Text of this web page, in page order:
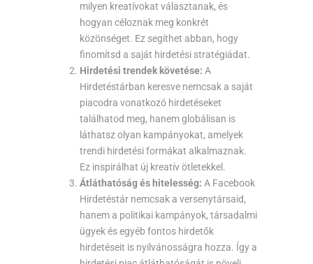
milyen kreatívokat választanak, és
hogyan céloznak meg konkrét
közönséget. Ez segíthet abban, hogy
finomítsd a saját hirdetési stratégiádat.
Hirdetési trendek követése: A
Hirdetéstárban keresve nemcsak a saját
piacodra vonatkozó hirdetéseket
találhatod meg, hanem globálisan is
láthatsz olyan kampányokat, amelyek
trendi hirdetési formákat alkalmaznak.
Ez inspirálhat új kreatív ötletekkel.
Átláthatóság és hitelesség: A Facebook
Hirdetéstár nemcsak a versenytársaid,
hanem a politikai kampányok, társadalmi
ügyek és egyéb fontos hirdetők
hirdetéseit is nyilvánosságra hozza. Így a